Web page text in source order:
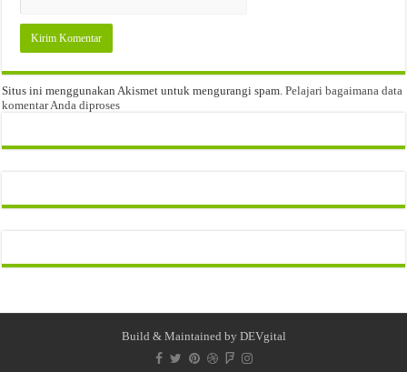
Situs ini menggunakan Akismet untuk mengurangi spam.Pelajari bagaimana data
komentar Anda diproses
Build & Maintained by DEVgital